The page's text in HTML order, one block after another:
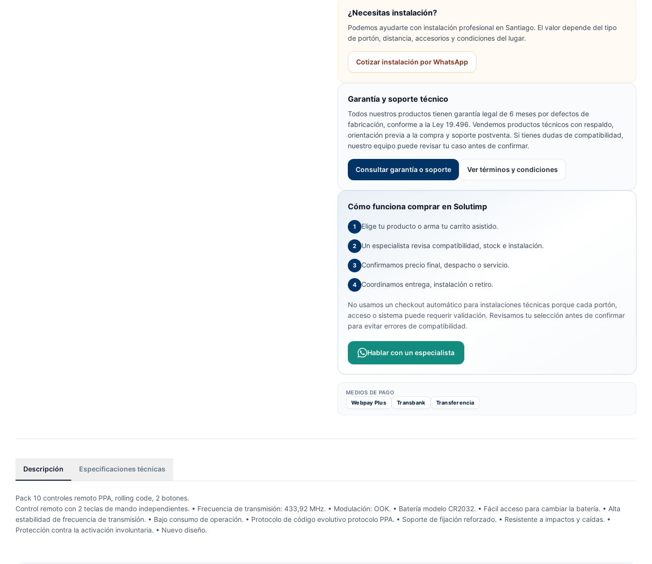
¿Necesitas instalación?
Podemos ayudarte con instalación profesional en Santiago. El valor depende del tipo
de portón, distancia, accesorios y condiciones del lugar.
Cotizar instalación por WhatsApp
Garantía y soporte técnico
Todos nuestros productos tienen garantía legal de 6 meses por defectos de
fabricación, conforme a la Ley 19.496. Vendemos productos técnicos con respaldo,
orientación previa a la compra y soporte postventa. Si tienes dudas de compatibilidad,
nuestro equipo puede revisar tu caso antes de confirmar.
Consultar garantía o soporte Ver términos y condiciones
Cómo funciona comprar en Solutimp
1 Elige tu producto o arma tu carrito asistido.
2 Un especialista revisa compatibilidad, stock e instalación.
3 Confirmamos precio final, despacho o servicio.
4 Coordinamos entrega, instalación o retiro.
No usamos un checkout automático para instalaciones técnicas porque cada portón,
acceso o sistema puede requerir validación. Revisamos tu selección antes de confirmar
para evitar errores de compatibilidad.
Hablar con un especialista
MEDIOS DE PAGO
Webpay Plus
Transbank Transferencia
Descripción Especificaciones técnicas
Pack 10 controles remoto PPA, rolling code, 2 botones.
Control remoto con 2 teclas de mando independientes. • Frecuencia de transmisión: 433,92 MHz. • Modulación: OOK. • Batería modelo CR2032. • Fácil acceso para cambiar la batería. • Alta
estabilidad de frecuencia de transmisión. • Bajo consumo de operación. • Protocolo de código evolutivo protocolo PPA. • Soporte de fijación reforzado. • Resistente a impactos y caídas. •
Protección contra la activación involuntaria. • Nuevo diseño.